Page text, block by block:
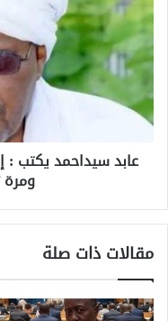
عابد سيداحمد يكتب :
ومرة
مقالات ذات صلة